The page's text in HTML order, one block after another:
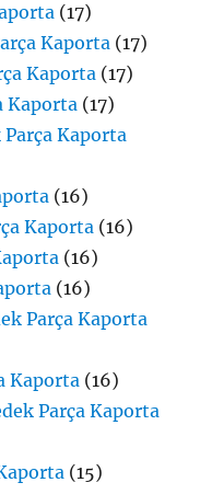
(17)
Kaporta (17)
Kaporta (17)
Kaporta (17)
Kaporta
(16)
Kaporta (16)
(16)
(16)
Parça Kaporta
Kaporta (16)
Parça Kaporta
(15)